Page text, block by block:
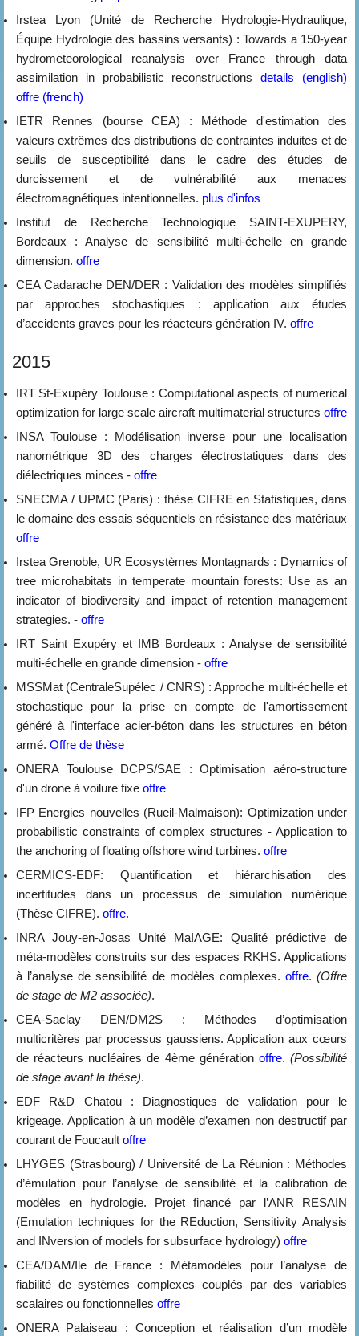
Irstea Lyon (Unité de Recherche Hydrologie-Hydraulique,
Équipe Hydrologie des bassins versants) : Towards a 150-year
hydrometeorological reanalysis over France through data
assimilation in probabilistic reconstructionsdetails (english)
offre (french)
IETR Rennes (bourse CEA) : Méthode d'estimation des
valeurs extrêmes des distributions de contraintes induites et de
seuils de susceptibilité dans le cadre des études de
durcissement et de vulnérabilité aux menaces
électromagnétiques intentionnelles. plus d'infos
Institut de Recherche Technologique SAINT-EXUPERY,
Bordeaux : Analyse de sensibilité multi-échelle en grande
dimension. offre
CEA Cadarache DEN/DER : Validation des modèles simplifiés
par approches stochastiques : application aux études
d’accidents graves pour les réacteurs génération IV. offre
2015
IRT St-Exupéry Toulouse : Computational aspects of numerical
optimization for large scale aircraft multimaterial structures offre
INSA Toulouse : Modélisation inverse pour une localisation
nanométrique 3D des charges électrostatiques dans des
diélectriques minces - offre
SNECMA / UPMC (Paris) : thèse CIFRE en Statistiques, dans
le domaine des essais séquentiels en résistance des matériaux
offre
Irstea Grenoble, UR Ecosystèmes Montagnards : Dynamics of
tree microhabitats in temperate mountain forests: Use as an
indicator of biodiversity and impact of retention management
strategies. - offre
IRT Saint Exupéry et IMB Bordeaux : Analyse de sensibilité
multi-échelle en grande dimension - offre
MSSMat (CentraleSupélec / CNRS) : Approche multi-échelle et
stochastique pour la prise en compte de l'amortissement
généré à l'interface acier-béton dans les structures en béton
armé. Offre de thèse
ONERA Toulouse DCPS/SAE : Optimisation aéro-structure
d'un drone à voilure fixe offre
IFP Energies nouvelles (Rueil-Malmaison): Optimization under
probabilistic constraints of complex structures - Application to
the anchoring of floating offshore wind turbines. offre
CERMICS-EDF: Quantification et hiérarchisation des
incertitudes dans un processus de simulation numérique
(Thèse CIFRE). offre.
INRA Jouy-en-Josas Unité MaIAGE: Qualité prédictive de
méta-modèles construits sur des espaces RKHS. Applications
à l’analyse de sensibilité de modèles complexes. offre. (Offre
de stage de M2 associée).
CEA-Saclay DEN/DM2S : Méthodes d’optimisation
multicritères par processus gaussiens. Application aux cœurs
de réacteurs nucléaires de 4ème génération offre.(Possibilité
de stage avant la thèse).
EDF R&D Chatou : Diagnostiques de validation pour le
krigeage. Application à un modèle d’examen non destructif par
courant de Foucault offre
LHYGES (Strasbourg) / Université de La Réunion : Méthodes
d’émulation pour l’analyse de sensibilité et la calibration de
modèles en hydrologie. Projet financé par l’ANR RESAIN
(Emulation techniques for the REduction, Sensitivity Analysis
and INversion of models for subsurface hydrology) offre
CEA/DAM/Ile de France : Métamodèles pour l’analyse de
fiabilité de systèmes complexes couplés par des variables
scalaires ou fonctionnelles offre
ONERA Palaiseau : Conception et réalisation d’un modèle